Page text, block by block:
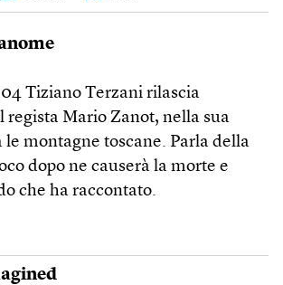
Tiziano Terzani rilascia
regista Mario Zanot, nella sua
le montagne toscane. Parla della
dopo ne causerà la morte e
che ha raccontato.